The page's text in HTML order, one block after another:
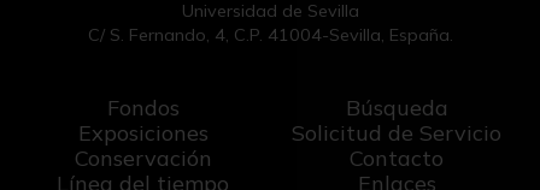
Universidad de Sevilla
C/ S. Fernando, 4, C.P. 41004-Sevilla, España.
Fondos
Exposiciones
Conservación
Línea del tiempo
Búsqueda
Solicitud de Servicio
Contacto
Enlaces